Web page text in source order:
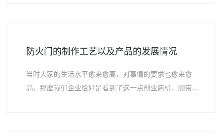
防火门的制作工艺以及产品的发展情况
当时大家的生活水平愈来愈高，对事情的要求也愈来愈
高，那麼我们企业恰好是看到了这一点创业商机，顺带生